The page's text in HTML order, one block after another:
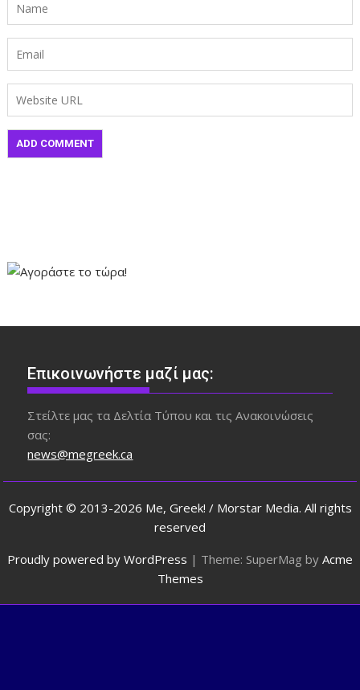
Επικοινωνήστε μαζί μας:
Στείλτε μας τα Δελτία Τύπου και τις Ανακοινώσεις
σας:
news@megreek.ca
Copyright © 2013-2026 Me, Greek! / Morstar Media. All rights
reserved
Proudly powered by WordPress | Theme: SuperMag by Acme
Themes